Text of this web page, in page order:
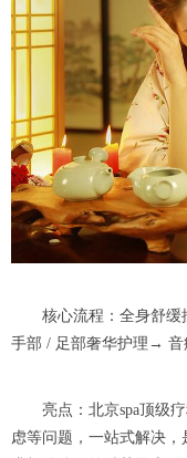
核心流程：全身舒缓
手部 / 足部奢华护理→ 音
亮点：北京spa顶级疗
虑等问题，一站式解决，